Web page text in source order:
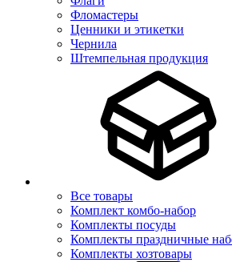
Фломастеры
Ценники и этикетки
Чернила
Штемпельная продукция
Все товары
Комплект комбо-набор
Комплекты посуды
Комплекты праздничные
Комплекты хозтовары